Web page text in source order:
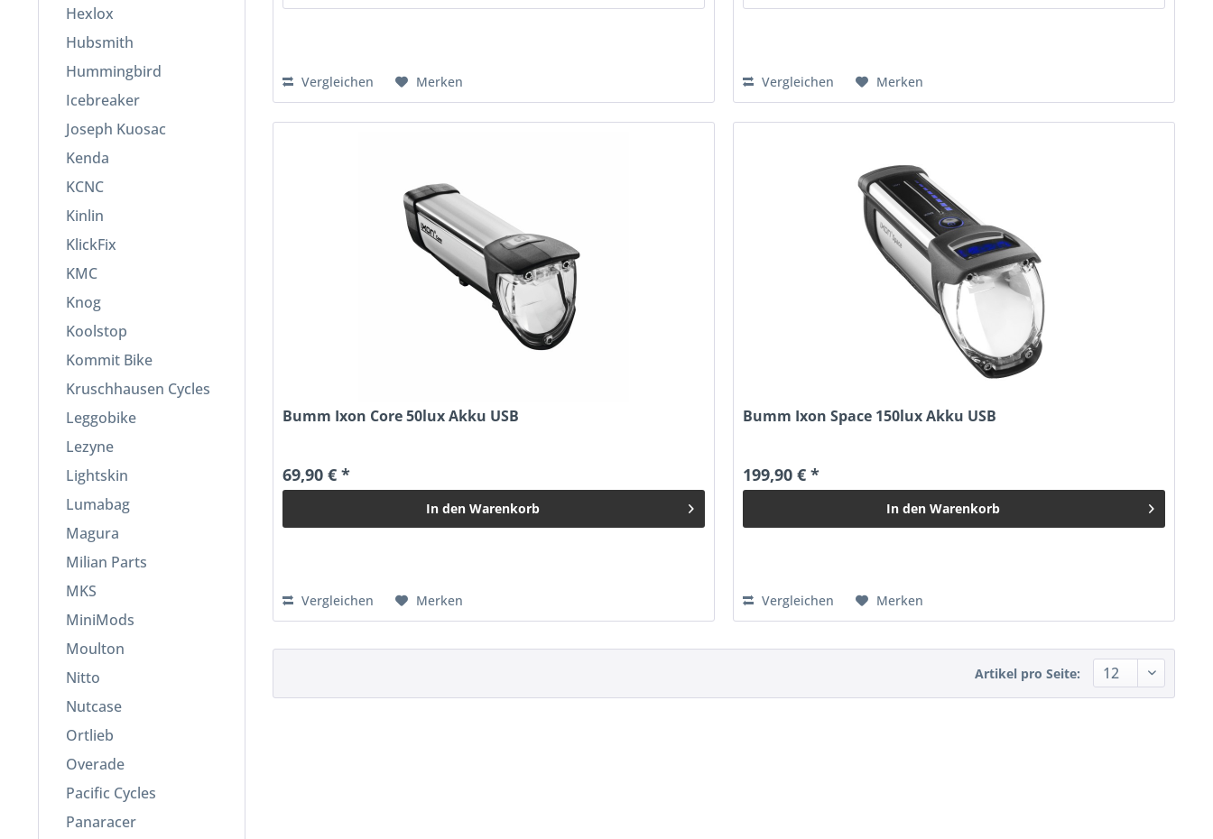
Hexlox
Hubsmith
Hummingbird
Icebreaker
Joseph Kuosac
Kenda
KCNC
Kinlin
KlickFix
KMC
Knog
Koolstop
Kommit Bike
Kruschhausen Cycles
Leggobike
Lezyne
Lightskin
Lumabag
Magura
Milian Parts
MKS
MiniMods
Moulton
Nitto
Nutcase
Ortlieb
Overade
Pacific Cycles
Panaracer
Vergleichen Merken Vergleichen Merken
Bumm Ixon Core 50lux Akku USB
69,90 € *
In den Warenkorb
Vergleichen Merken
Bumm Ixon Space 150lux Akku USB
199,90 € *
In den Warenkorb
Vergleichen Merken
Artikel pro Seite: